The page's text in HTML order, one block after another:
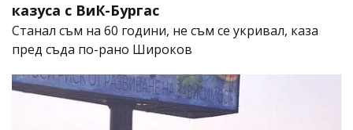
казуса с ВиК-Бургас
Станал съм на 60 години, не съм се укривал, каза
пред съда по-рано Широков